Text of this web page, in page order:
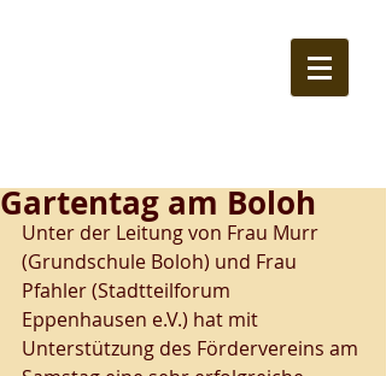
Gartentag am Boloh
Unter der Leitung von Frau Murr
(Grundschule Boloh) und Frau
Pfahler (Stadtteilforum
Eppenhausen e.V.) hat mit
Unterstützung des Fördervereins am